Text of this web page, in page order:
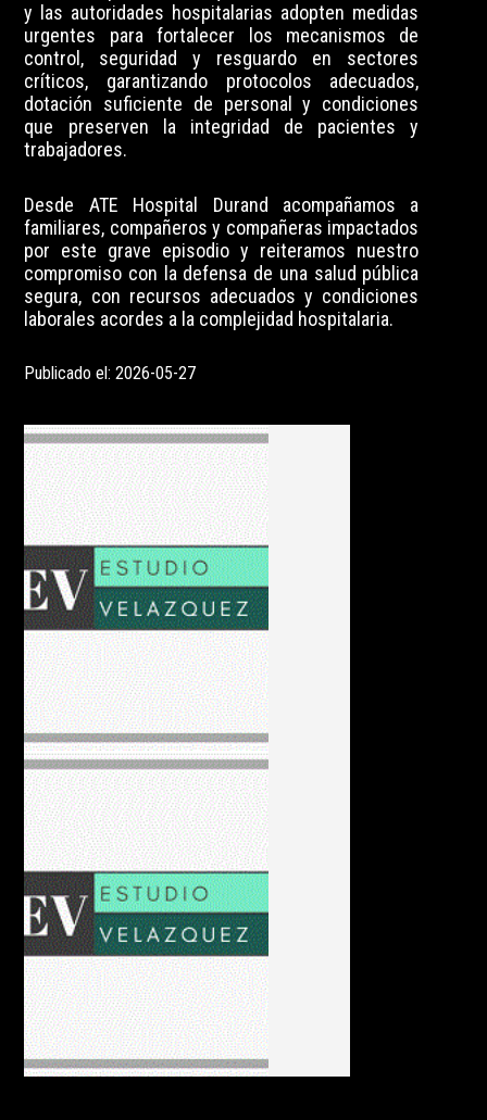
y las autoridades hospitalarias adopten medidas
urgentes para fortalecer los mecanismos de
control, seguridad y resguardo en sectores
críticos, garantizando protocolos adecuados,
dotación suficiente de personal y condiciones
que preserven la integridad de pacientes y
trabajadores.
Desde ATE Hospital Durand acompañamos a
familiares, compañeros y compañeras impactados
por este grave episodio y reiteramos nuestro
compromiso con la defensa de una salud pública
segura, con recursos adecuados y condiciones
laborales acordes a la complejidad hospitalaria.
Publicado el: 2026-05-27